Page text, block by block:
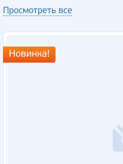
Просмотреть все
Новинка!